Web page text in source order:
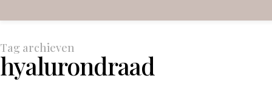
Tag archieven
hyalurondraad